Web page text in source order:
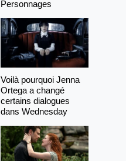
Personnages
Voilà pourquoi Jenna
Ortega a changé
certains dialogues
dans Wednesday